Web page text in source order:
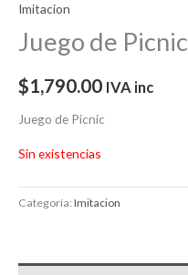
Imitacion
Juego de Picnic
$1,790.00 IVA inc
Juego de Picnic
Sin existencias
Categoría:Imitacion